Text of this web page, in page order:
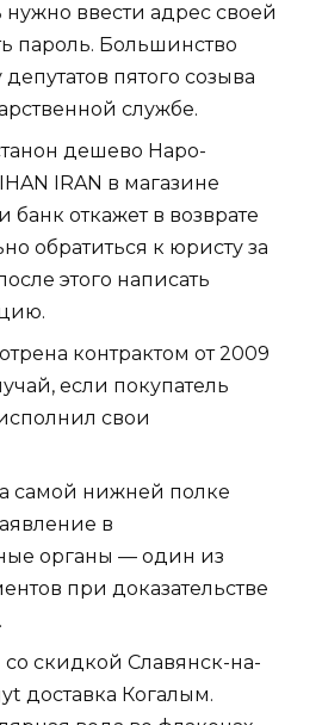
нужно ввести адрес своей
пароль. Большинство
пятого созыва
службе.
дешево Наро-
IRAN в магазине
откажет в возврате
обратиться к юристу за
этого написать
контрактом от 2009
если покупатель
свои
самой нижней полке
в
органы — один из
при доказательстве
скидкой Славянск-на-
доставка Когалым.